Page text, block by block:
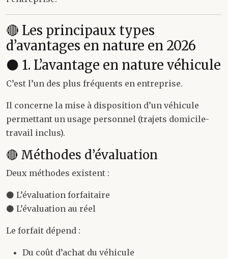
🔴 Les principaux types
d’avantages en nature en 2026
⚫ 1. L’avantage en nature véhicule
C’est l’un des plus fréquents en entreprise.
Il concerne la mise à disposition d’un véhicule
permettant un usage personnel (trajets domicile-
travail inclus).
🔴 Méthodes d’évaluation
Deux méthodes existent :
⚫ L’évaluation forfaitaire
⚫ L’évaluation au réel
Le forfait dépend :
Du coût d’achat du véhicule